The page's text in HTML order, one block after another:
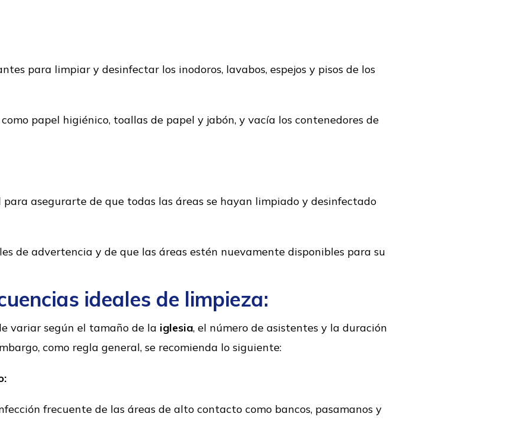
para limpiar y desinfectar los inodoros, lavabos, espejos y pisos de los
papel higiénico, toallas de papel y jabón, y vacía los contenedores de
asegurarte de que todas las áreas se hayan limpiado y desinfectado
de advertencia y de que las áreas estén nuevamente disponibles para su
ideales de limpieza:
variar según el tamaño de la iglesia, el número de asistentes y la duración
como regla general, se recomienda lo siguiente:
frecuente de las áreas de alto contacto como bancos, pasamanos y